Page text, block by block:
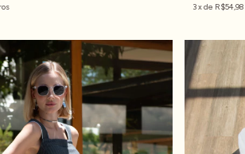
3x de R$54,98